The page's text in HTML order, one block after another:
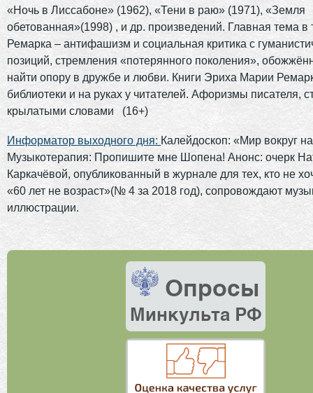
«Ночь в Лиссабоне» (1962), «Тени в раю» (1971), «Земля
обетованная»(1998) , и др. произведений. Главная тема в
Ремарка – антифашизм и социальная критика с
позиций, стремления «потерянного поколения»,
найти опору в дружбе и любви. Книги Эриха Марии
библиотеки и на руках у читателей. Афоризмы писателя,
крылатыми словами (16+)
Информатор выходного дня: Калейдоскоп: «Мир вокруг
Музыкотерапия: Пропишите мне Шопена! Анонс: очерк
Каркачёвой, опубликованный в журнале для тех, кто не
«60 лет не возраст»(№ 4 за 2018 год), сопровождают
иллюстрации.